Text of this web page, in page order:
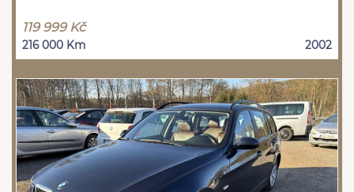
119 999 Kč
216 000 Km 2002